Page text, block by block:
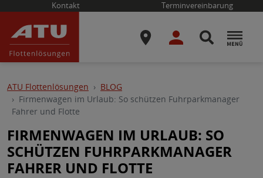
Kontakt Terminvereinbarung
ATU Flottenlösungen
BLOG
Firmenwagen im Urlaub: So schützen Fuhrparkmanager
Fahrer und Flotte
FIRMENWAGEN IM URLAUB: SO
SCHÜTZEN FUHRPARKMANAGER
FAHRER UND FLOTTE